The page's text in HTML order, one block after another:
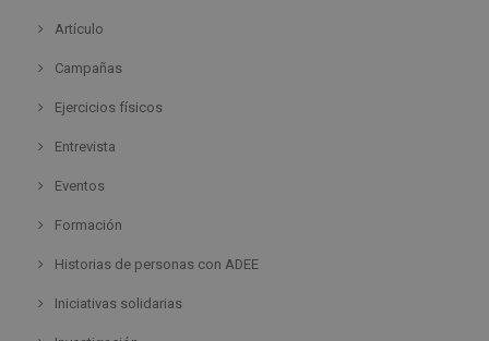
Artículo
Campañas
Ejercicios físicos
Entrevista
Eventos
Formación
Historias de personas con ADEE
Iniciativas solidarias